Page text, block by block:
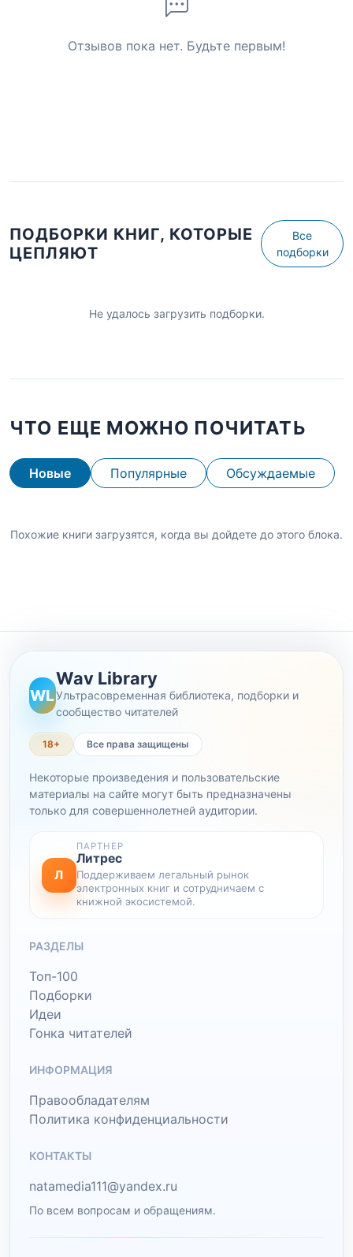
Отзывов пока нет. Будьте первым!
ПОДБОРКИ КНИГ, КОТОРЫЕ
ЦЕПЛЯЮТ
Все
подборки
Не удалось загрузить подборки.
ЧТО ЕЩЕ МОЖНО ПОЧИТАТЬ
Новые Популярные Обсуждаемые
Похожие книги загрузятся, когда вы дойдете до этого блока.
WL
Wav Library
Ультрасовременная библиотека, подборки и
сообщество читателей
18+ Все права защищены
Некоторые произведения и пользовательские
материалы на сайте могут быть предназначены
только для совершеннолетней аудитории.
Л
ПАРТНЕР
Литрес
Поддерживаем легальный рынок
электронных книг и сотрудничаем с
книжной экосистемой.
РАЗДЕЛЫ
Топ-100
Подборки
Идеи
Гонка читателей
ИНФОРМАЦИЯ
Правообладателям
Политика конфиденциальности
КОНТАКТЫ
natamedia111@yandex.ru
По всем вопросам и обращениям.